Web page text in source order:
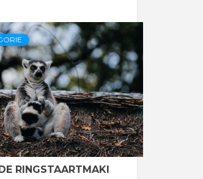
RINGSTAARTMAKI